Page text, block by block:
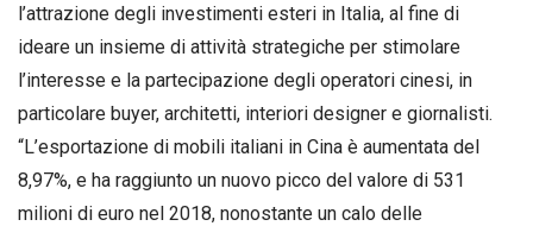
l’attrazione degli investimenti esteri in Italia, al fine di
ideare un insieme di attività strategiche per stimolare
l’interesse e la partecipazione degli operatori cinesi, in
particolare buyer, architetti, interiori designer e giornalisti.
“L’esportazione di mobili italiani in Cina è aumentata del
8,97%, e ha raggiunto un nuovo picco del valore di 531
milioni di euro nel 2018, nonostante un calo delle